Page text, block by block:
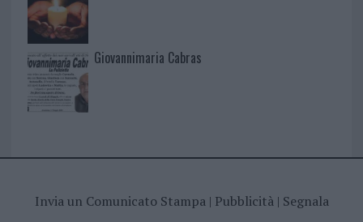
Giovannimaria Cabras
Invia un Comunicato Stampa| Pubblicità| Segnala